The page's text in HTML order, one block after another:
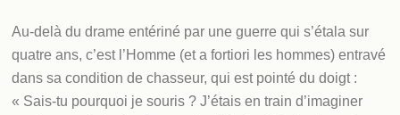
Au-delà du drame entériné par une guerre qui s’étala sur
quatre ans, c’est l’Homme (et a fortiori les hommes) entravé
dans sa condition de chasseur, qui est pointé du doigt :
« Sais-tu pourquoi je souris ? J’étais en train d’imaginer